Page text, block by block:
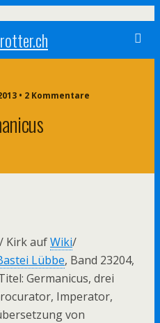
• 2 Kommentare
Kirk aufWiki/
Lübbe, Band 23204,
Germanicus, drei
Imperator,
von